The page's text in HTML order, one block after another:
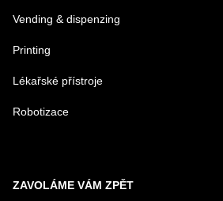
Vending & dispenzing
Printing
Lékařské přístroje
Robotizace
ZAVOLÁME VÁM ZPĚT